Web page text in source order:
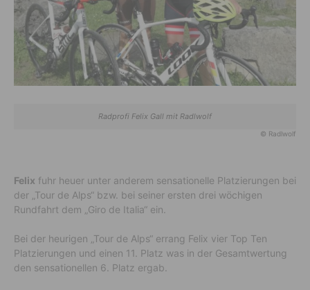
Radprofi Felix Gall mit Radlwolf
© Radlwolf
Felix fuhr heuer unter anderem sensationelle Platzierungen bei
der „Tour de Alps“ bzw. bei seiner ersten drei wöchigen
Rundfahrt dem „Giro de Italia“ ein.
Bei der heurigen „Tour de Alps“ errang Felix vier Top Ten
Platzierungen und einen 11. Platz was in der Gesamtwertung
den sensationellen 6. Platz ergab.